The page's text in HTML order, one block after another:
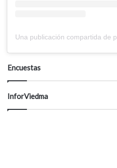
Encuestas
InforViedma